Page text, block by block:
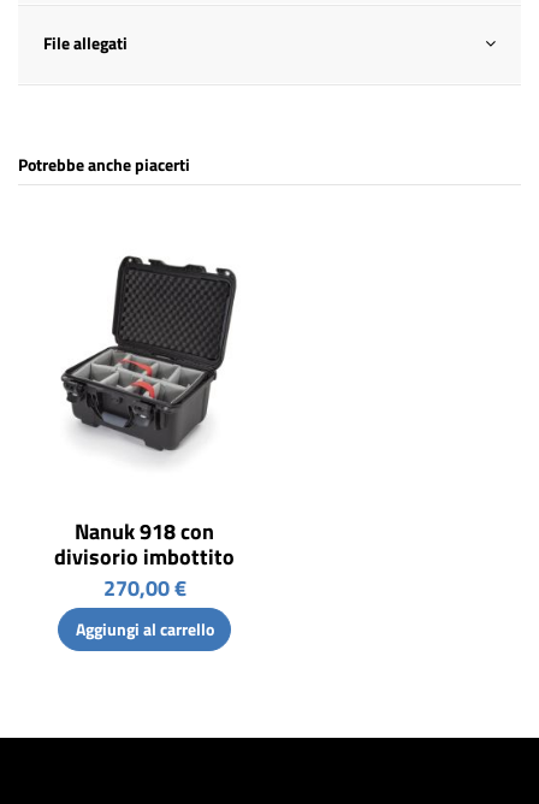
File allegati
Potrebbe anche piacerti
Nanuk 918 con
divisorio imbottito
270,00 €
Aggiungi al carrello